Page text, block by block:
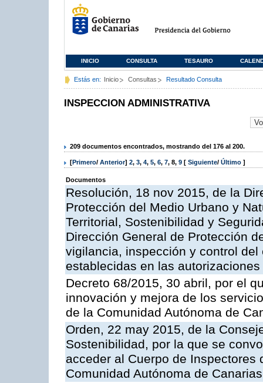
INICIO CONSULTA TESAURO
Estás en: Inicio Consultas Resultado Consulta
INSPECCION ADMINISTRATIVA
209 documentos encontrados, mostrando del 176 al 200.
[Primero/ Anterior] 2, 3, 4, 5, 6, 7, 8, 9 [ Siguiente/ Último ]
Documentos
Resolución, 18 nov 2015, de la
Protección del Medio Urbano y
Territorial, Sostenibilidad y
Dirección General de Protección
vigilancia, inspección y control
establecidas en las
Decreto 68/2015, 30 abril, por el
innovación y mejora de los
de la Comunidad Autónoma de
Orden, 22 may 2015, de la
Sostenibilidad, por la que se
acceder al Cuerpo de
Comunidad Autónoma de Canarias